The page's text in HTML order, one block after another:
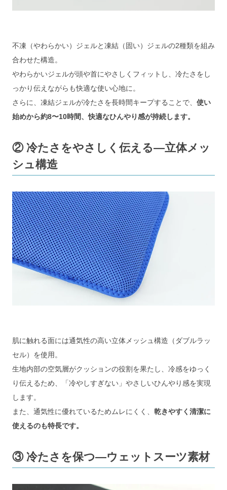
不凍（やわらかい）ジェルと凍結（固い）ジェルの2種類を組み
合わせた構造。
やわらかいジェルが頭や首にやさしくフィットし、冷たさをし
っかり伝えながらも快適な使い心地に。
さらに、凍結ジェルが冷たさを長時間キープすることで、 使い
始めから約8〜10時間、快適なひんやり感が持続します。
② 冷たさをやさしく伝える―立体メッ
シュ構造
肌に触れる面には通気性の高い立体メッシュ構造（ダブルラッ
セル）を使用。
生地内部の空気層がクッションの役割を果たし、冷感をゆっく
り伝えるため、「冷やしすぎない」やさしいひんやり感を実現
します。
また、通気性に優れているためムレにくく、 乾きやすく清潔に
使えるのも特長です。
③ 冷たさを保つ―ウェットスーツ素材